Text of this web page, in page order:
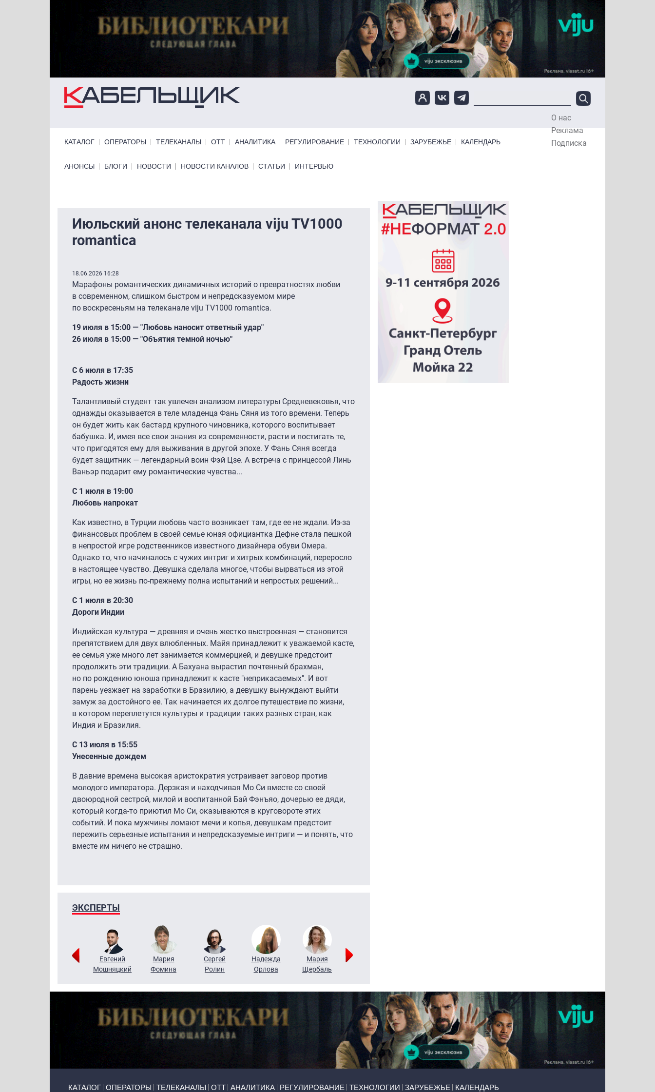
О нас
Реклама
Подписка
КАТАЛОГ ОПЕРАТОРЫ ТЕЛЕКАНАЛЫ ОТТ АНАЛИТИКА РЕГУЛИРОВАНИЕ ТЕХНОЛОГИИ ЗАРУБЕЖЬЕ КАЛЕНДАРЬ
Primary links bottom
АНОНСЫ БЛОГИ НОВОСТИ НОВОСТИ КАНАЛОВ СТАТЬИ ИНТЕРВЬЮ
Июльский анонс телеканала viju TV1000
romantica
18.06.2026 16:28
Марафоны романтических динамичных историй о превратностях любви
в современном, слишком быстром и непредсказуемом мире
по воскресеньям на телеканале viju TV1000 romantica.
19 июля в 15:00 — "Любовь наносит ответный удар"
26 июля в 15:00 — "Объятия темной ночью"
С 6 июля в 17:35
Радость жизни
Талантливый студент так увлечен анализом литературы Средневековья, что
однажды оказывается в теле младенца Фань Сяня из того времени. Теперь
он будет жить как бастард крупного чиновника, которого воспитывает
бабушка. И, имея все свои знания из современности, расти и постигать те,
что пригодятся ему для выживания в другой эпохе. У Фань Сяня всегда
будет защитник — легендарный воин Фэй Цзе. А встреча с принцессой Линь
Ваньэр подарит ему романтические чувства...
С 1 июля в 19:00
Любовь напрокат
Как известно, в Турции любовь часто возникает там, где ее не ждали. Из-за
финансовых проблем в своей семье юная официантка Дефне стала пешкой
в непростой игре родственников известного дизайнера обуви Омера.
Однако то, что начиналось с чужих интриг и хитрых комбинаций, переросло
в настоящее чувство. Девушка сделала многое, чтобы вырваться из этой
игры, но ее жизнь по-прежнему полна испытаний и непростых решений...
С 1 июля в 20:30
Дороги Индии
Индийская культура — древняя и очень жестко выстроенная — становится
препятствием для двух влюбленных. Майя принадлежит к уважаемой касте,
ее семья уже много лет занимается коммерцией, и девушке предстоит
продолжить эти традиции. А Бахуана вырастил почтенный брахман,
но по рождению юноша принадлежит к касте "неприкасаемых". И вот
парень уезжает на заработки в Бразилию, а девушку вынуждают выйти
замуж за достойного ее. Так начинается их долгое путешествие по жизни,
в котором переплетутся культуры и традиции таких разных стран, как
Индия и Бразилия.
С 13 июля в 15:55
Унесенные дождем
В давние времена высокая аристократия устраивает заговор против
молодого императора. Дерзкая и находчивая Мо Си вместе со своей
двоюродной сестрой, милой и воспитанной Бай Фэнъяо, дочерью ее дяди,
который когда-то приютил Мо Си, оказываются в круговороте этих
событий. И пока мужчины ломают мечи и копья, девушкам предстоит
пережить серьезные испытания и непредсказуемые интриги — и понять, что
вместе им ничего не страшно.
ЭКСПЕРТЫ
Виктор
Евгений
Мошняцкий
Мария
Фомина
Сергей
Ролин
Надежда
Орлова
Мария
Щербаль
КАТАЛОГ ОПЕРАТОРЫ ТЕЛЕКАНАЛЫ ОТТ АНАЛИТИКА РЕГУЛИРОВАНИЕ ТЕХНОЛОГИИ ЗАРУБЕЖЬЕ КАЛЕНДАРЬ